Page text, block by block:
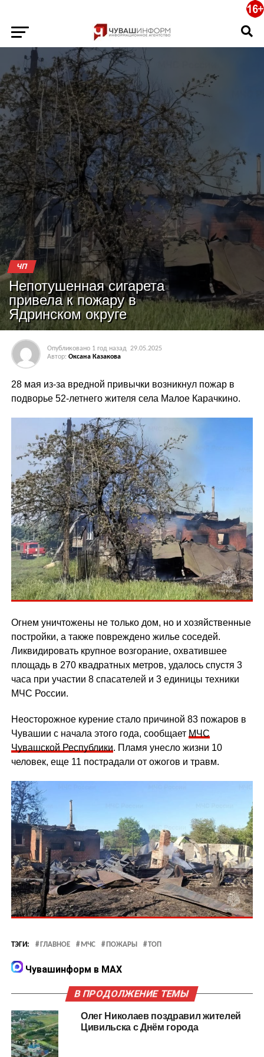
ЧП
Непотушенная сигарета
привела к пожару в
Ядринском округе
Опубликовано 1 год назад 29.05.2025
Автор: Оксана Казакова
28 мая из-за вредной привычки возникнул пожар в
подворье 52-летнего жителя села Малое Карачкино.
Огнем уничтожены не только дом, но и хозяйственные
постройки, а также повреждено жилье соседей.
Ликвидировать крупное возгорание, охватившее
площадь в 270 квадратных метров, удалось спустя 3
часа при участии 8 спасателей и 3 единицы техники
МЧС России.
Неосторожное курение стало причиной 83 пожаров в
Чувашии с начала этого года, сообщает МЧС
Чувашской Республики. Пламя унесло жизни 10
человек, еще 11 пострадали от ожогов и травм.
ТЭГИ: ГЛАВНОЕ МЧС ПОЖАРЫ ТОП
Чувашинформ в MAX
В ПРОДОЛЖЕНИЕ ТЕМЫ
Олег Николаев поздравил жителей
Цивильска с Днём города